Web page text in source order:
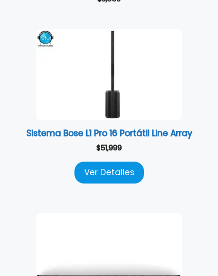
Sistema Bose L1 Pro 16 Portátil Line Array
$51,999
Ver Detalles